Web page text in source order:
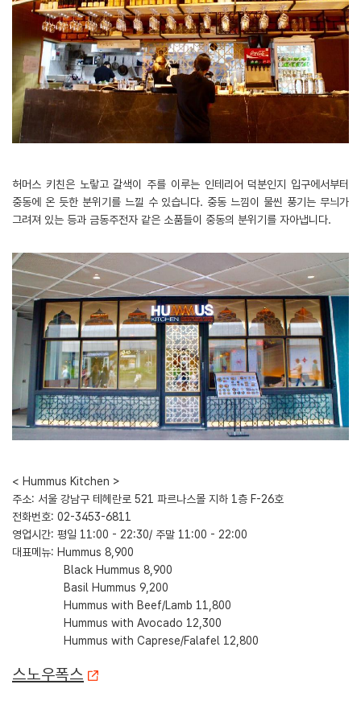
허머스 키친은 노랗고 갈색이 주를 이루는 인테리어 덕분인지 입구에서부터
중동에 온 듯한 분위기를 느낄 수 있습니다. 중동 느낌이 물씬 풍기는 무늬가
그려져 있는 등과 금동주전자 같은 소품들이 중동의 분위기를 자아냅니다.
< Hummus Kitchen >
주소: 서울 강남구 테헤란로 521 파르나스몰 지하 1층 F-26호
전화번호: 02-3453-6811
영업시간: 평일 11:00 - 22:30/ 주말 11:00 - 22:00
대표메뉴: Hummus 8,900
Black Hummus 8,900
Basil Hummus 9,200
Hummus with Beef/Lamb 11,800
Hummus with Avocado 12,300
Hummus with Caprese/Falafel 12,800
스노우폭스